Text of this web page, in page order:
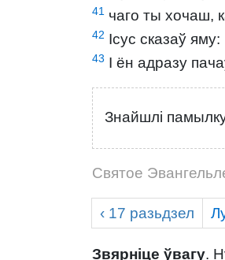
41 чаго ты хочаш,
42 Ісус сказаў
43 І ён адразу
Знайшлі
Святое
‹ 17 разьдзел
Звярніце ўвагу.